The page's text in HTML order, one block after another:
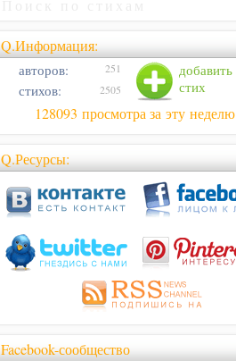
Q.Информация:
добавить
стих
авторов: 251
стихов: 2505
128093 просмотра за эту неделю
Q.Ресурсы:
Facebook-сообщество